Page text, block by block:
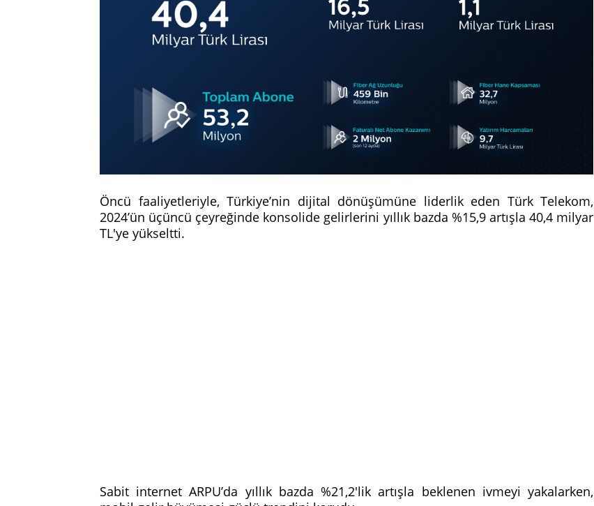
Öncü faaliyetleriyle, Türkiye’nin dijital dönüşümüne liderlik eden Türk Telekom,
2024’ün üçüncü çeyreğinde konsolide gelirlerini yıllık bazda %15,9 artışla 40,4 milyar
TL'ye yükseltti.
Sabit internet ARPU’da yıllık bazda %21,2'lik artışla beklenen ivmeyi yakalarken,